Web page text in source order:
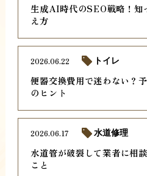
生成AI時代のSEO戦略！知
え方
便器交換費用で迷わない？
のヒント
2026.06.22 トイレ
水道管が破裂して業者に相
こと
2026.06.17 水道修理